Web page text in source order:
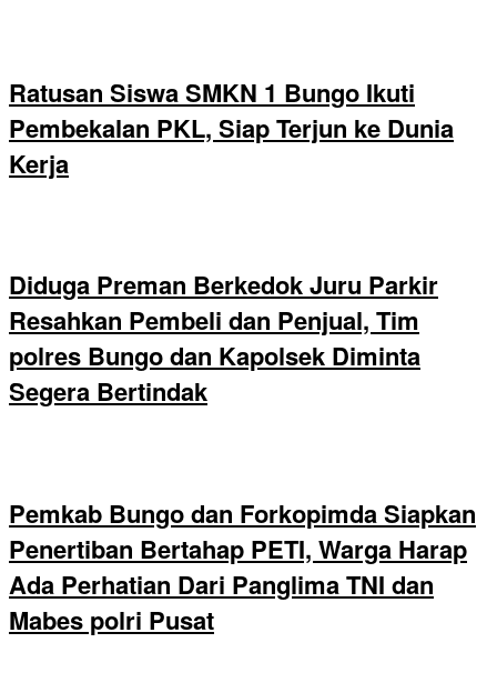
Ratusan Siswa SMKN 1 Bungo Ikuti
Pembekalan PKL, Siap Terjun ke Dunia
Kerja
Diduga Preman Berkedok Juru Parkir
Resahkan Pembeli dan Penjual, Tim
polres Bungo dan Kapolsek Diminta
Segera Bertindak
Pemkab Bungo dan Forkopimda Siapkan
Penertiban Bertahap PETI, Warga Harap
Ada Perhatian Dari Panglima TNI dan
Mabes polri Pusat